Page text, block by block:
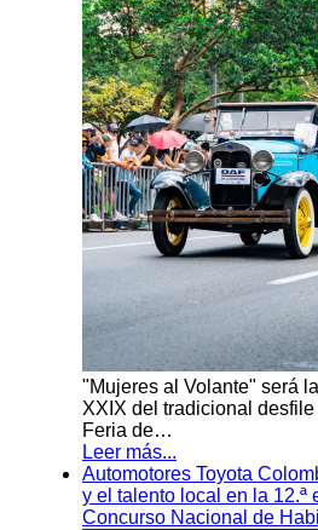
"Mujeres al Volante" será
XXIX del tradicional
Feria de…
Leer más...
Automotores Toyota
y el talento local en la 12.ª
Concurso Nacional de